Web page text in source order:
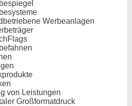
Werbeanlagen
von Leistungen
Großformatdruck